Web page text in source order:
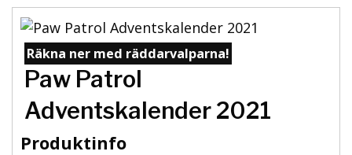
Räkna ner med räddarvalparna!
Paw Patrol
Adventskalender 2021
Produktinfo